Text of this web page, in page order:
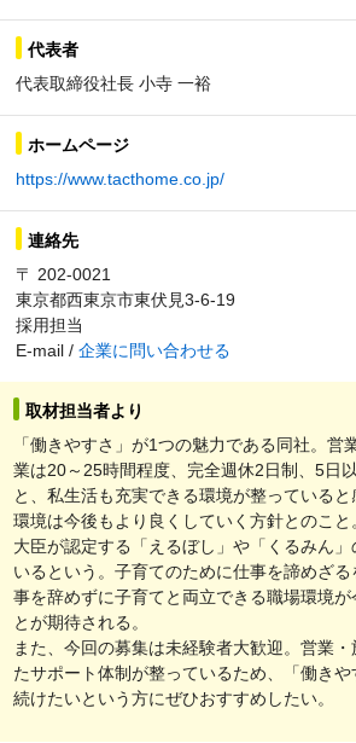
代表者
代表取締役社長 小寺 一裕
ホームページ
https://www.tacthome.co.jp/
連絡先
〒 202-0021
東京都西東京市東伏見3-6-19
採用担当
E-mail / 企業に問い合わせる
取材担当者より
「働きやすさ」が1つの魅力である同社。営
業は20～25時間程度、完全週休2日制、5日
と、私生活も充実できる環境が整っている
環境は今後もより良くしていく方針とのこ
大臣が認定する「えるぼし」や「くるみん
いるという。子育てのために仕事を諦めざ
事を辞めずに子育てと両立できる職場環境が
とが期待される。
また、今回の募集は未経験者大歓迎。営業
たサポート体制が整っているため、「働きや
続けたいという方にぜひおすすめしたい。